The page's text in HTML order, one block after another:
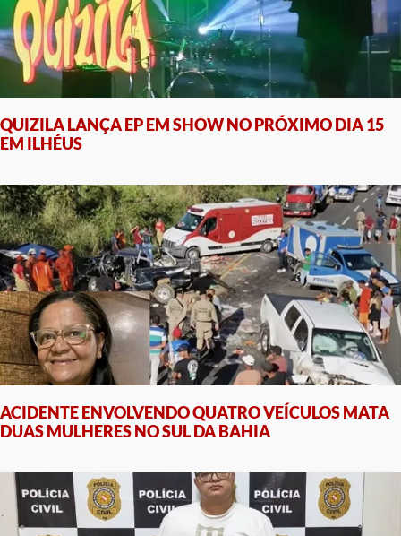
QUIZILA LANÇA EP EM SHOW NO PRÓXIMO DIA 15
EM ILHÉUS
ACIDENTE ENVOLVENDO QUATRO VEÍCULOS MATA
DUAS MULHERES NO SUL DA BAHIA